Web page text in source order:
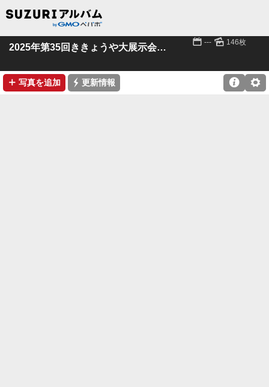
2025年第35回ききょうや大展示会 その１ 📅 --- 🌄 146枚
➕ 写真を追加 ⚡ 更新情報 ⚙
